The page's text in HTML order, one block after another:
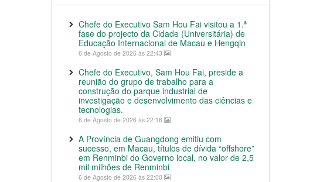
Chefe do Executivo Sam Hou Fai visitou a 1.ª
fase do projecto da Cidade (Universitária) de
Educação Internacional de Macau e Hengqin
6 de Agosto de 2026 às 22:43
Chefe do Executivo, Sam Hou Fai, preside a
reunião do grupo de trabalho para a
construção do parque industrial de
investigação e desenvolvimento das ciências e
tecnologias.
6 de Agosto de 2026 às 22:16
A Província de Guangdong emitiu com
sucesso, em Macau, títulos de dívida “offshore”
em Renminbi do Governo local, no valor de 2,5
mil milhões de Renminbi
6 de Agosto de 2026 às 22:00